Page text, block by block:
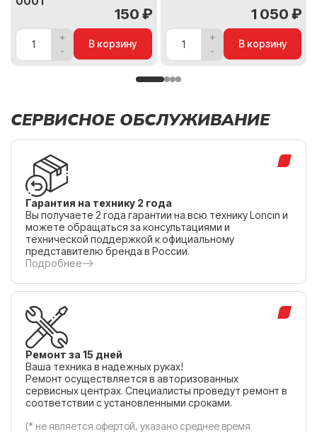
150 ₽
В корзину
1 050 ₽
В корзину
СЕРВИСНОЕ ОБСЛУЖИВАНИЕ
Гарантия на технику 2 года
Вы получаете 2 года гарантии на всю технику Loncin и
можете обращаться за консультациями и
технической поддержкой к официальному
представителю бренда в России.
Подробнее
Ремонт за 15 дней
Ваша техника в надежных руках!
Ремонт осуществляется в авторизованных
сервисных центрах. Специалисты проведут ремонт в
соответствии с установленными сроками.
(* не является офертой, указано среднее время